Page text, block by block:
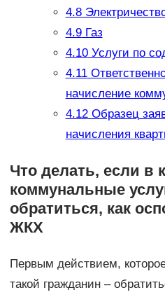
4.8
4.9Газ
4.10Услуги по
4.11
начисление
4.12Образец
начисления
Что делать, если в
коммунальные
обратиться, как
ЖКХ
Первым действием,
такой гражданин –